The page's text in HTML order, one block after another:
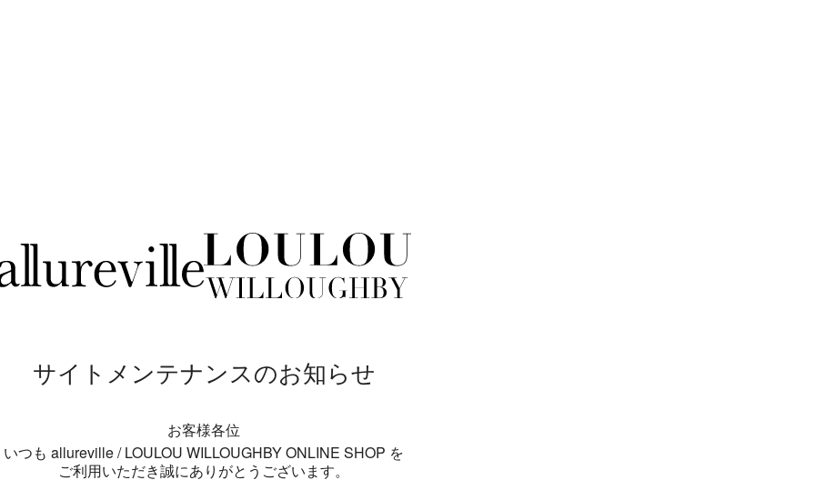
サイトメンテナンスのお知らせ
お客様各位
いつも allureville / LOULOU WILLOUGHBY ONLINE SHOP を
ご利用いただき誠にありがとうございます。